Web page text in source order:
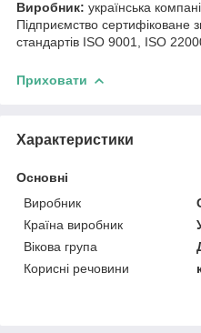
Виробник: українська
Підприємство сертифіковане
стандартів ISO 9001, ISO
Приховати
Характеристики
Основні
Виробник
Країна виробник
Вікова група
Корисні речовини